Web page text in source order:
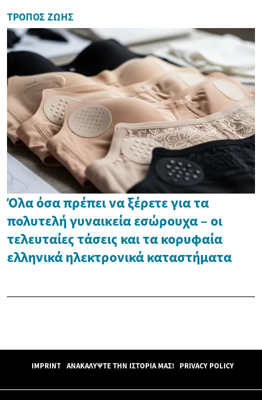
ΤΡΌΠΟΣ ΖΩΉΣ
Όλα όσα πρέπει να ξέρετε για τα
πολυτελή γυναικεία εσώρουχα – οι
τελευταίες τάσεις και τα κορυφαία
ελληνικά ηλεκτρονικά καταστήματα
IMPRINT ΑΝΑΚΑΛΎΨΤΕ ΤΗΝ ΙΣΤΟΡΊΑ ΜΑΣ! PRIVACY POLICY